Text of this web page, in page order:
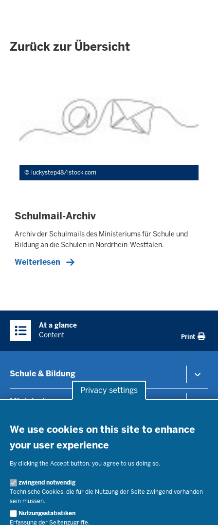
Privacy settings
We use cookies on this site to enhance
your user experience
By clicking the Accept button, you agree to us doing so.
zwingend notwendig
Technische Cookies, die für die Nutzung der Seite zwingend vorhanden
sein müssen.
Nutzungsstatistiken
Erfassung der Seitenzugriffe.
Zurück zur Übersicht
luckystep48/istock.com
Schulmail-Archiv
Archiv der Schulmails des Ministeriums für Schule und
Bildung an die Schulen in Nordrhein-Westfalen.
Weiterlesen
Inhalte
At a glance
Content
Print
Schule & Bildung
Recht
Schulleben
Ministerium
Staatssekretär Dr. Urban Mauer
Organisation
Open Government
Veranstaltungen
Geschäftsbereich
Presse
Pressemitteilungen
Pressefotos
Pressekontakt
Schule(n) suchen
Kontakt
Der Weg zu uns
Impressum
Amtsblatt abonnieren